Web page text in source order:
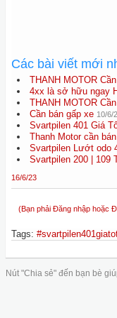
Các bài viết mới
THANH MOTOR
4xx là sở hữu ngay
THANH MOTOR
Cần bán gấp xe 10/6/
Svartpilen 401 Giá
Thanh Motor cần
Svartpilen Lướt odo
Svartpilen 200 | 109
16/6/23
(Bạn phải Đăng nhập hoặc
Tags:
Nút "Chia sẻ" đến bạn bè